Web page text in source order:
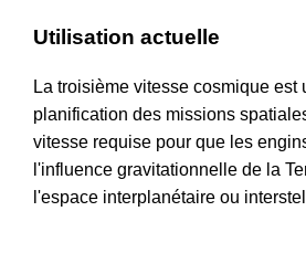
Utilisation actuelle
La troisième vitesse cosmique est
planification des missions
vitesse requise pour que les
l'influence gravitationnelle de la
l'espace interplanétaire ou